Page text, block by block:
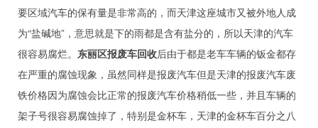
要区域汽车的保有量是非常高的，而天津这座城市又被外地人成
为“盐碱地”，意思就是下的雨都是含有盐分的，所以天津的汽车
很容易腐烂。 东丽区报废车回收后由于都是老车车辆的钣金都存
在严重的腐蚀现象，虽然同样是报废汽车但是天津的报废汽车废
铁价格因为腐蚀会比正常的报废汽车价格稍低一些，并且车辆的
架子号很容易腐蚀掉了，特别是金杯车，天津的金杯车百分之八